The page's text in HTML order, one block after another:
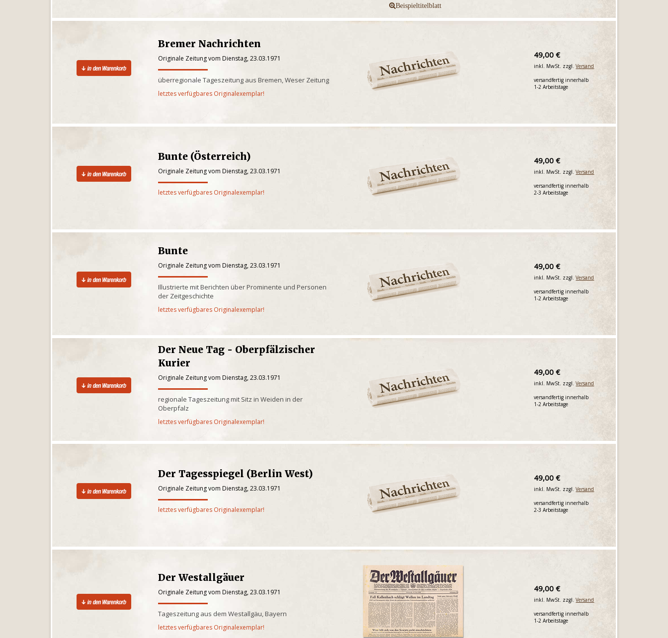
Bremer Nachrichten
Originale Zeitung vom Dienstag, 23.03.1971
überregionale Tageszeitung aus Bremen, Weser Zeitung
letztes verfügbares Originalexemplar!
49,00 €
inkl. MwSt. zzgl.Versand
versandfertig innerhalb
1-2 Arbeitstage
Bunte (Österreich)
Originale Zeitung vom Dienstag, 23.03.1971
letztes verfügbares Originalexemplar!
49,00 €
inkl. MwSt. zzgl.Versand
versandfertig innerhalb
2-3 Arbeitstage
Bunte
Originale Zeitung vom Dienstag, 23.03.1971
Illustrierte mit Berichten über Prominente und Personen
der Zeitgeschichte
letztes verfügbares Originalexemplar!
49,00 €
inkl. MwSt. zzgl.Versand
versandfertig innerhalb
1-2 Arbeitstage
Der Neue Tag - Oberpfälzischer
Kurier
Originale Zeitung vom Dienstag, 23.03.1971
regionale Tageszeitung mit Sitz in Weiden in der
Oberpfalz
letztes verfügbares Originalexemplar!
49,00 €
inkl. MwSt. zzgl.Versand
versandfertig innerhalb
1-2 Arbeitstage
Der Tagesspiegel (Berlin West)
Originale Zeitung vom Dienstag, 23.03.1971
letztes verfügbares Originalexemplar!
49,00 €
inkl. MwSt. zzgl.Versand
versandfertig innerhalb
2-3 Arbeitstage
Der Westallgäuer
Originale Zeitung vom Dienstag, 23.03.1971
Tageszeitung aus dem Westallgäu, Bayern
letztes verfügbares Originalexemplar!
49,00 €
inkl. MwSt. zzgl.Versand
versandfertig innerhalb
1-2 Arbeitstage